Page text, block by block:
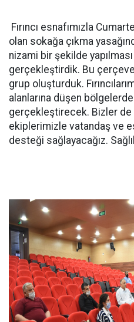
Fırıncı esnafımızla
olan sokağa çıkma
nizami bir şekilde
gerçekleştirdik. Bu
grup oluşturduk.
alanlarına düşen bölgelerde
gerçekleştirecek. Bizler
ekiplerimizle vatandaş ve
desteği sağlayacağız.